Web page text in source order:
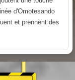
d'Omotesando
et prennent des